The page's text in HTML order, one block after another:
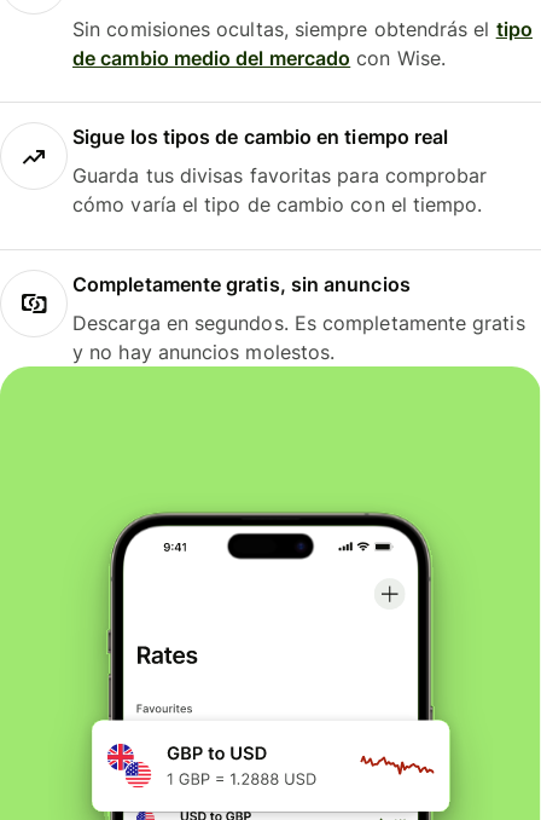
Sin comisiones ocultas, siempre obtendrás el tipo
de cambio medio del mercado con Wise.
Sigue los tipos de cambio en tiempo real
Guarda tus divisas favoritas para comprobar
cómo varía el tipo de cambio con el tiempo.
Completamente gratis, sin anuncios
Descarga en segundos. Es completamente gratis
y no hay anuncios molestos.